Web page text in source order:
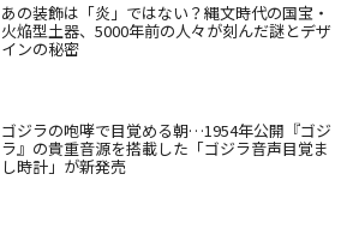
あの装飾は「炎」ではない？縄文時代の国宝・
火焔型土器、5000年前の人々が刻んだ謎とデザ
インの秘密
ゴジラの咆哮で目覚める朝…1954年公開『ゴジ
ラ』の貴重音源を搭載した「ゴジラ音声目覚ま
し時計」が新発売